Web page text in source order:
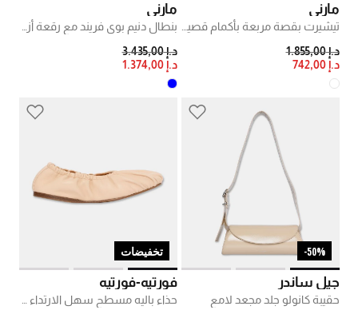
مارني
PRICE REDUCED FROM
د.إ 1.855,00
د.إ 742,00
مارني
PRICE REDUCED FROM
د.إ 3.435,00
د.إ 1.374,00
50%-
جيل ساندر
حقيبة كانولو جلد مجعد لامع
تخفيضات
فورتيه-فورتيه